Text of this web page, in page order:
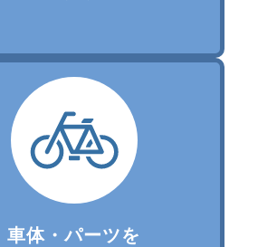
車体・パーツを